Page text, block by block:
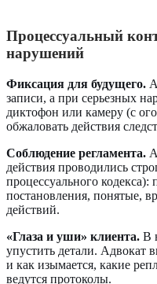
Процессуальный
нарушений
Фиксация для будущего.
записи, а при серьезных
диктофон или камеру (с
обжаловать действия
Соблюдение регламента.
действия проводились
процессуального кодекса):
постановления, понятые,
действий.
«Глаза и уши» клиента. В
упустить детали. Адвокат
и как изымается, какие
ведутся протоколы.